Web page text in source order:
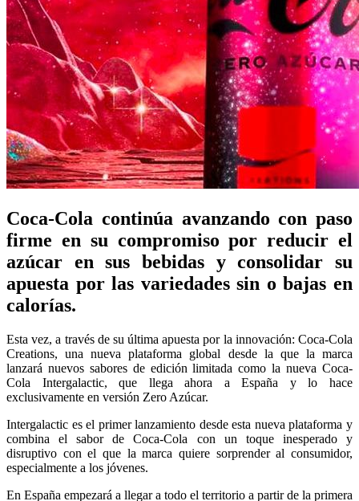
Coca-Cola continúa avanzando con paso
firme en su compromiso por reducir el
azúcar en sus bebidas y consolidar su
apuesta por las variedades sin o bajas en
calorías.
Esta vez, a través de su última apuesta por la innovación: Coca-Cola
Creations, una nueva plataforma global desde la que la marca
lanzará nuevos sabores de edición limitada como la nueva Coca-
Cola Intergalactic, que llega ahora a España y lo hace
exclusivamente en versión Zero Azúcar.
Intergalactic es el primer lanzamiento desde esta nueva plataforma y
combina el sabor de Coca-Cola con un toque inesperado y
disruptivo con el que la marca quiere sorprender al consumidor,
especialmente a los jóvenes.
En España empezará a llegar a todo el territorio a partir de la primera